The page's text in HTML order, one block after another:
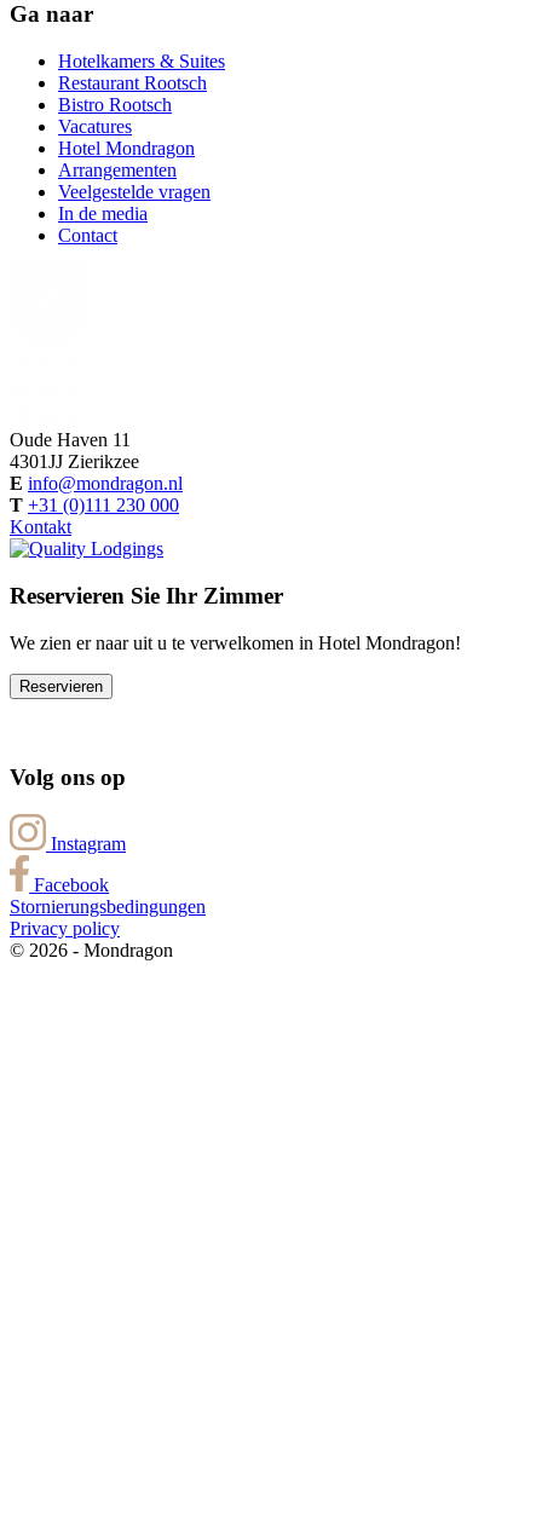
Ga naar
Hotelkamers & Suites
Restaurant Rootsch
Bistro Rootsch
Vacatures
Hotel Mondragon
Arrangementen
Veelgestelde vragen
In de media
Contact
Oude Haven 11
4301JJ Zierikzee
E info@mondragon.nl
T +31 (0)111 230 000
Kontakt
Reservieren Sie Ihr Zimmer
We zien er naar uit u te verwelkomen in Hotel Mondragon!
Reservieren
Volg ons op
Instagram
Facebook
Stornierungsbedingungen
Privacy policy
© 2026 - Mondragon